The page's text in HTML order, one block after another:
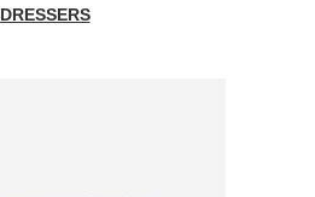
DRESSERS